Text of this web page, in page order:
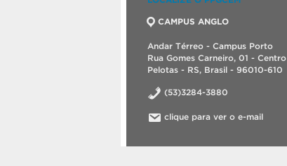
CAMPUS ANGLO
Andar Térreo - Campus Porto
Rua Gomes Carneiro, 01 - Centro
Pelotas - RS, Brasil - 96010-610
(53)3284-3880
clique para ver o e-mail